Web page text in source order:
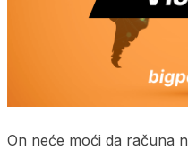
On neće moći da računa